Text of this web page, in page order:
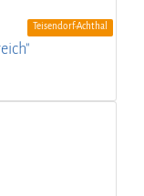
Teisendorf-Achthal